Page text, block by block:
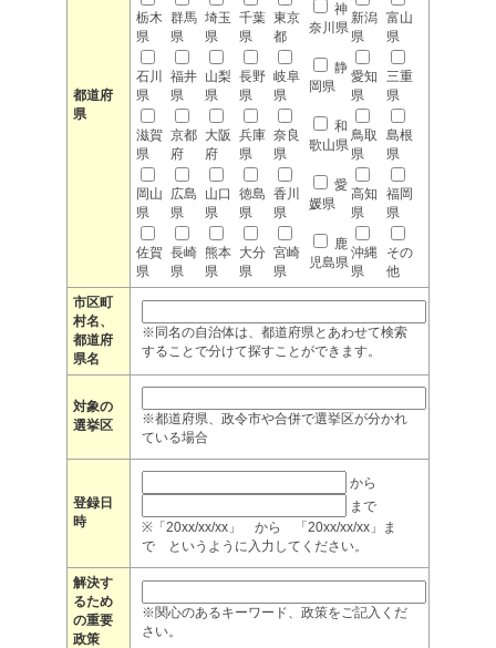
都道府
県
栃木
県
群馬
県
埼玉
県
千葉
県
東京
都
神
奈川県
新潟
県
富山
県
石川
県
福井
県
山梨
県
長野
県
岐阜
県
静
岡県
愛知
県
三重
県
滋賀
県
京都
府
大阪
府
兵庫
県
奈良
県
和
歌山県
鳥取
県
島根
県
岡山
県
広島
県
山口
県
徳島
県
香川
県
愛
媛県
高知
県
福岡
県
佐賀
県
長崎
県
熊本
県
大分
県
宮崎
県
鹿
児島県
沖縄
県
その
他
市区町
村名、
都道府
県名
※同名の自治体は、都道府県とあわせて検索
することで分けて探すことができます。
対象の
選挙区
※都道府県、政令市や合併で選挙区が分かれ
ている場合
登録日
時
から
まで
※「20xx/xx/xx」 から 「20xx/xx/xx」ま
で というように入力してください。
解決す
るため
の重要
政策
※関心のあるキーワード、政策をご記入くだ
さい。